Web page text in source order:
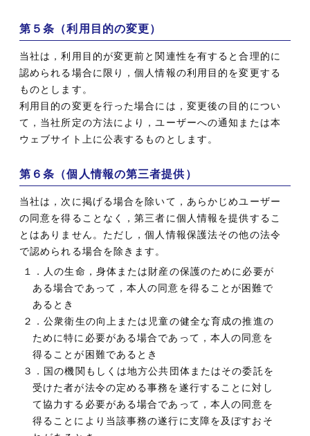
第５条（利用目的の変更）
当社は，利用目的が変更前と関連性を有すると合理的に
認められる場合に限り，個人情報の利用目的を変更する
ものとします。
利用目的の変更を行った場合には，変更後の目的につい
て，当社所定の方法により，ユーザーへの通知または本
ウェブサイト上に公表するものとします。
第６条（個人情報の第三者提供）
当社は，次に掲げる場合を除いて，あらかじめユーザー
の同意を得ることなく，第三者に個人情報を提供するこ
とはありません。ただし，個人情報保護法その他の法令
で認められる場合を除きます。
１．人の生命，身体または財産の保護のために必要が
ある場合であって，本人の同意を得ることが困難で
あるとき
２．公衆衛生の向上または児童の健全な育成の推進の
ために特に必要がある場合であって，本人の同意を
得ることが困難であるとき
３．国の機関もしくは地方公共団体またはその委託を
受けた者が法令の定める事務を遂行することに対し
て協力する必要がある場合であって，本人の同意を
得ることにより当該事務の遂行に支障を及ぼすおそ